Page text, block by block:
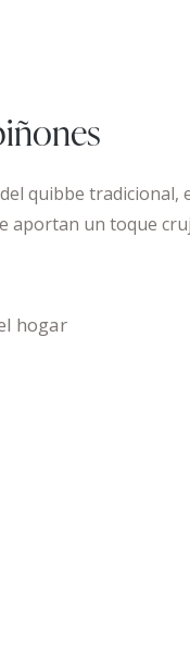
quibbe tradicional,
aportan un toque
hogar